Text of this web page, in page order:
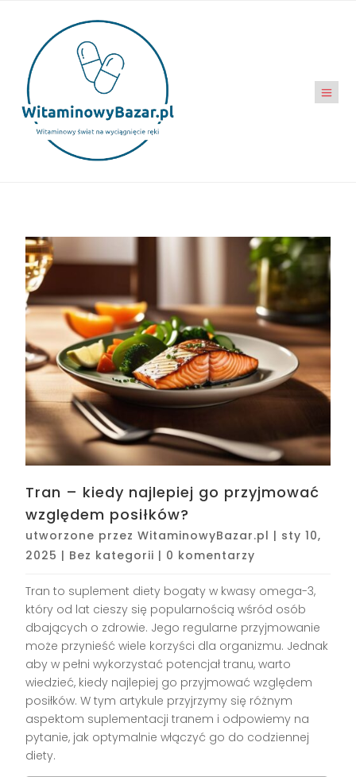
Tran – kiedy najlepiej go przyjmować
względem posiłków?
utworzone przezWitaminowyBazar.pl | sty 10,
2025 | Bez kategorii | 0 komentarzy
Tran to suplement diety bogaty w kwasy omega-3,
który od lat cieszy się popularnością wśród osób
dbających o zdrowie. Jego regularne przyjmowanie
może przynieść wiele korzyści dla organizmu. Jednak
aby w pełni wykorzystać potencjał tranu, warto
wiedzieć, kiedy najlepiej go przyjmować względem
posiłków. W tym artykule przyjrzymy się różnym
aspektom suplementacji tranem i odpowiemy na
pytanie, jak optymalnie włączyć go do codziennej
diety.